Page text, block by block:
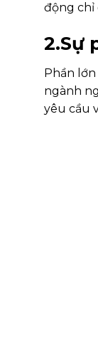
động chỉ
2.Sự
Phần lớn
ngành
yêu cầu